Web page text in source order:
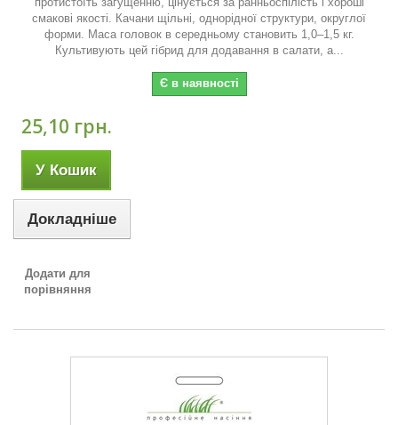
смакові якості. Качани щільні, однорідної структури, округлої
форми. Маса головок в середньому становить 1,0–1,5 кг.
Культивують цей гібрид для додавання в салати, а...
Є в наявності
25,10 грн.
У Кошик
Докладніше
Додати для
порівняння